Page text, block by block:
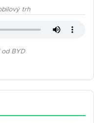
trh
od BYD